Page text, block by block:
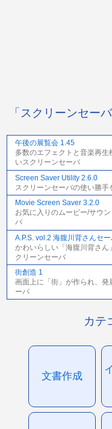
「スクリーンセー
午後の展覧会 1.45
多数のエフェクトと音楽再
いスクリーンセーバ
Screen Saver Utility 2.6.0
スクリーンセーバの使い勝手
Movie Screen Saver 3.2.0
お気に入りのムービー/サウ
バ
A.P.S. vol.2 海腹川背さんセー
かわいらしい「海腹川背さん
クリーンセーバ
街創造 1
画面上に「街」が作られ、
ーバ
カテ
文書作成